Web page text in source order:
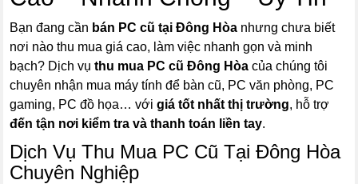
Bạn đang cần bán PC cũ tại Đông Hòa nhưng chưa biết
nơi nào thu mua giá cao, làm việc nhanh gọn và minh
bạch? Dịch vụthu mua PC cũ Đông Hòa của chúng tôi
chuyên nhận mua máy tính để bàn cũ, PC văn phòng, PC
gaming, PC đồ họa… vớigiá tốt nhất thị trường, hỗ trợ
đến tận nơi kiểm tra và thanh toán liền tay.
Dịch Vụ Thu Mua PC Cũ Tại Đông Hòa
Chuyên Nghiệp